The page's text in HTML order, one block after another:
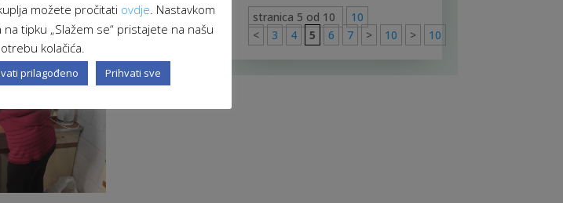
stranica 5 od 10
10
<
3 4 5 6 7 > 10 > 10
možete pročitati ovdje. Nastavkom
tipku „Slažem se“ pristajete na našu
kolačića.
prilagođeno Prihvati sve